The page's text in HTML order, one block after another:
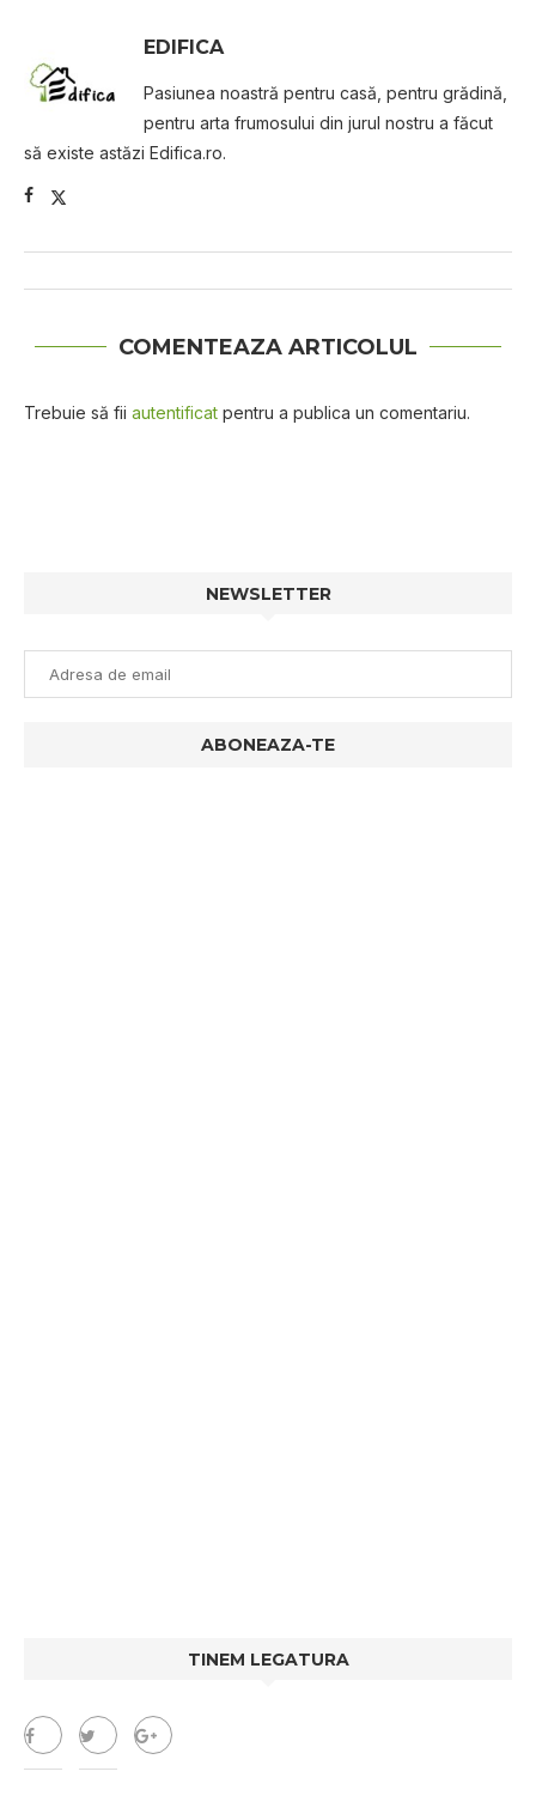
EDIFICA
Pasiunea noastră pentru casă, pentru grădină,
pentru arta frumosului din jurul nostru a făcut
să existe astăzi Edifica.ro.
COMENTEAZA ARTICOLUL
Trebuie să fii autentificat pentru a publica un comentariu.
NEWSLETTER
TINEM LEGATURA